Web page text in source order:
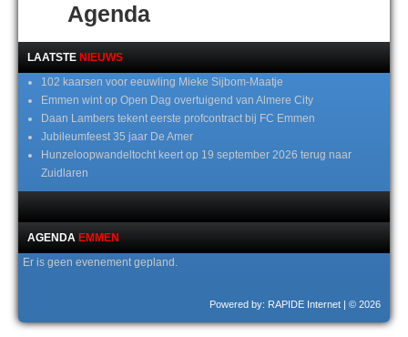
Agenda
LAATSTE NIEUWS
102 kaarsen voor eeuwling Mieke Sijbom-Maatje
Emmen wint op Open Dag overtuigend van Almere City
Daan Lambers tekent eerste profcontract bij FC Emmen
Jubileumfeest 35 jaar De Amer
Hunzeloopwandeltocht keert op 19 september 2026 terug naar
Zuidlaren
AGENDA EMMEN
Er is geen evenement gepland.
Powered by: RAPIDE Internet | © 2026